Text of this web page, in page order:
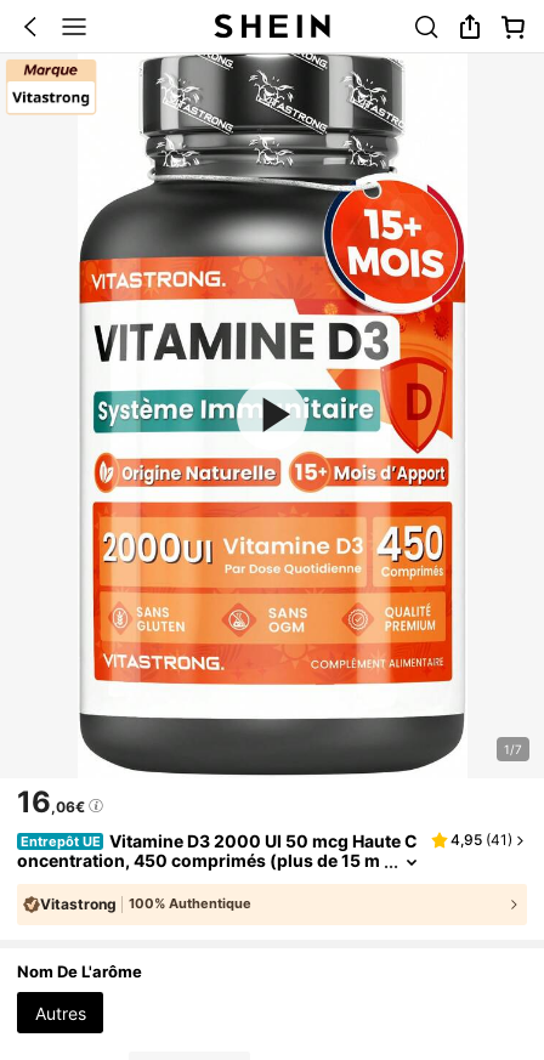
1/7
16,06€
Entrepôt UE Vitamine D3 2000 UI 50 mcg Haute C
oncentration, 450 comprimés (plus de 15 m
ois), pour le système immunitaire, les os et l
es muscles, Vitastrong de qualité supérieure
4,95 (41)
Vitastrong 100% Authentique
Nom De L'arôme
Autres